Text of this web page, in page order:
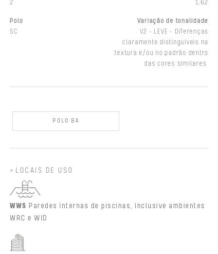
2
1,62
Polo
SC
Variação de tonalidade
V2 - LEVE - Diferenças
claramente distinguíveis na
textura e/ou no padrão dentro
das cores similares.
POLO BA
LOCAIS DE USO
WWS Paredes internas de piscinas, inclusive ambientes
WRC e WID